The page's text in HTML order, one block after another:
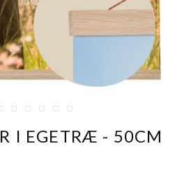
larger image
View larger image
View larger image
View larger image
View larger image
View larger image
View larger image
I EGETRÆ - 50CM